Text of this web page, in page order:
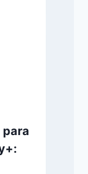
para